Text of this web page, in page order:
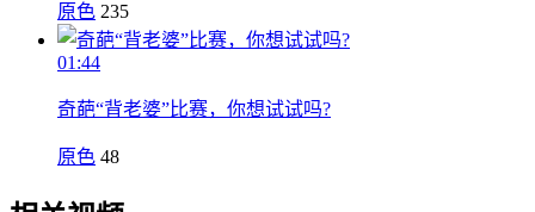
原色 235
01:44
奇葩“背老婆”比赛，你想试试吗?
原色 48